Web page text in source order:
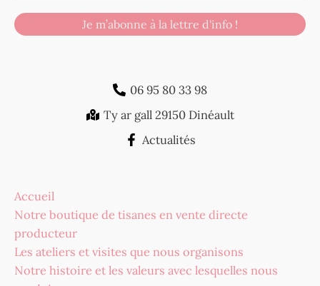
06 95 80 33 98
Ty ar gall 29150 Dinéault
Actualités
Accueil
Notre boutique de tisanes en vente directe
producteur
Les ateliers et visites que nous organisons
Notre histoire et les valeurs avec lesquelles nous